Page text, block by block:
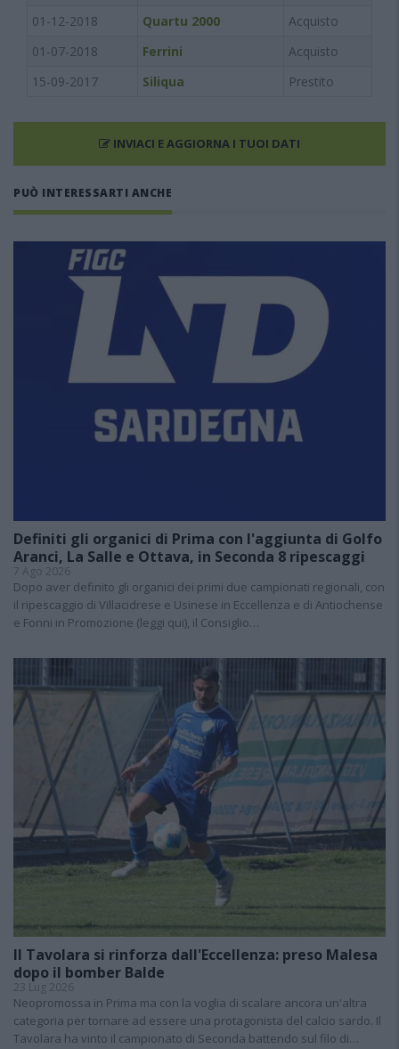
01-12-2018
Quartu 2000
Acquisto
01-07-2018
Ferrini
Acquisto
15-09-2017
Siliqua Prestito
INVIACI E AGGIORNA I TUOI DATI
PUÒ INTERESSARTI ANCHE
Definiti gli organici di Prima con l'aggiunta di Golfo
Aranci, La Salle e Ottava, in Seconda 8 ripescaggi
7 Ago 2026
Dopo aver definito gli organici dei primi due campionati regionali, con
il ripescaggio di Villacidrese e Usinese in Eccellenza e di Antiochense
e Fonni in Promozione (leggi qui), il Consiglio…
Il Tavolara si rinforza dall'Eccellenza: preso Malesa
dopo il bomber Balde
23 Lug 2026
Neopromossa in Prima ma con la voglia di scalare ancora un'altra
categoria per tornare ad essere una protagonista del calcio sardo. Il
Tavolara ha vinto il campionato di Seconda battendo sul filo di…